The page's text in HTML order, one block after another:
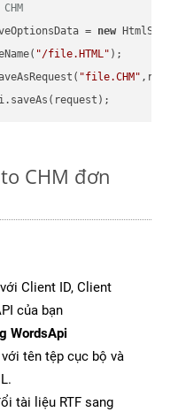
= new
"/file.HTML" );
"file.CHM"
CHM đơn
với Client ID, Client
của bạn
WordsApi
với tên tệp cục bộ và
tài liệu RTF sang